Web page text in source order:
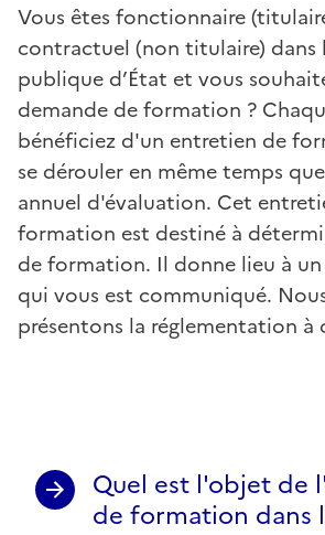
Vous êtes fonctionnaire
contractuel (non titulaire)
publique d’État et vous
demande de formation ?
bénéficiez d'un entretien de
se dérouler en même temps
annuel d'évaluation. Cet
formation est destiné à
de formation. Il donne lieu à
qui vous est communiqué.
présentons la réglementation à
Quel est l'objet de
de formation dans